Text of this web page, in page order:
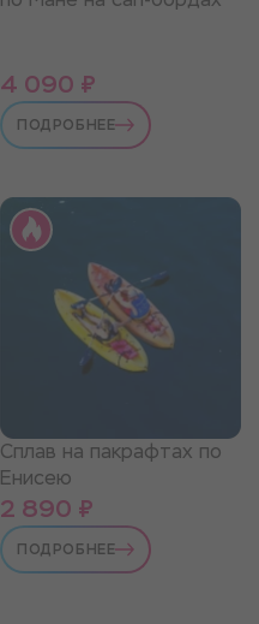
4 090 ₽
ПОДРОБНЕЕ
Сплав на пакрафтах по
Енисею
2 890 ₽
ПОДРОБНЕЕ